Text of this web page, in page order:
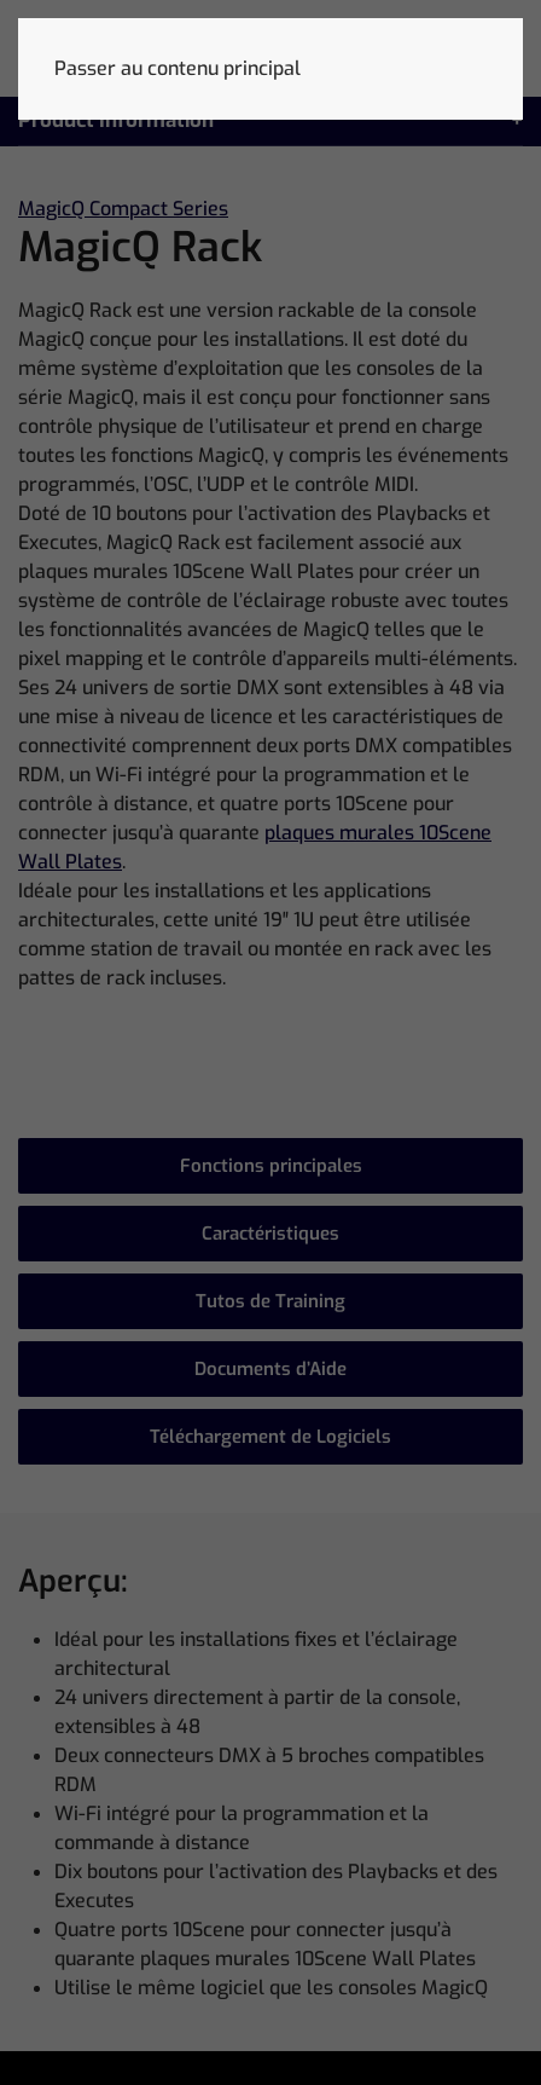
Passer au contenu principal
Product Information
MagicQ Compact Series
MagicQ Rack
MagicQ Rack est une version rackable de la console
MagicQ conçue pour les installations. Il est doté du
même système d’exploitation que les consoles de la
série MagicQ, mais il est conçu pour fonctionner sans
contrôle physique de l’utilisateur et prend en charge
toutes les fonctions MagicQ, y compris les événements
programmés, l’OSC, l’UDP et le contrôle MIDI.
Doté de 10 boutons pour l’activation des Playbacks et
Executes, MagicQ Rack est facilement associé aux
plaques murales 10Scene Wall Plates pour créer un
système de contrôle de l’éclairage robuste avec toutes
les fonctionnalités avancées de MagicQ telles que le
pixel mapping et le contrôle d’appareils multi-éléments.
Ses 24 univers de sortie DMX sont extensibles à 48 via
une mise à niveau de licence et les caractéristiques de
connectivité comprennent deux ports DMX compatibles
RDM, un Wi-Fi intégré pour la programmation et le
contrôle à distance, et quatre ports 10Scene pour
connecter jusqu’à quarante plaques murales 10Scene
Wall Plates.
Idéale pour les installations et les applications
architecturales, cette unité 19″ 1U peut être utilisée
comme station de travail ou montée en rack avec les
pattes de rack incluses.
Fonctions principales
Caractéristiques
Tutos de Training
Documents d’Aide
Téléchargement de Logiciels
Aperçu:
Idéal pour les installations fixes et l’éclairage
architectural
24 univers directement à partir de la console,
extensibles à 48
Deux connecteurs DMX à 5 broches compatibles
RDM
Wi-Fi intégré pour la programmation et la
commande à distance
Dix boutons pour l’activation des Playbacks et des
Executes
Quatre ports 10Scene pour connecter jusqu’à
quarante plaques murales 10Scene Wall Plates
Utilise le même logiciel que les consoles MagicQ